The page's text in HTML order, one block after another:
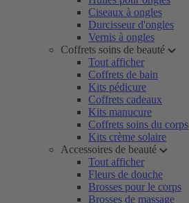
Ciseaux à ongles
Durcisseur d'ongles
Vernis à ongles
Coffrets soins de beauté
Tout afficher
Coffrets de bain
Kits pédicure
Coffrets cadeaux
Kits manucure
Coffrets soins du corps
Kits crème solaire
Accessoires de beauté
Tout afficher
Fleurs de douche
Brosses pour le corps
Brosses de massage